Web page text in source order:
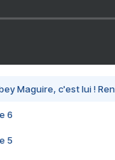
Maguire, c'est lui !
6
5